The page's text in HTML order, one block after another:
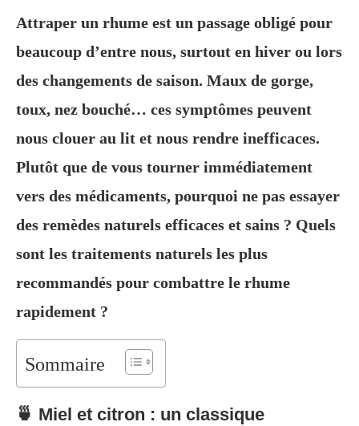
Attraper un rhume est un passage obligé pour
beaucoup d’entre nous, surtout en hiver ou lors
des changements de saison. Maux de gorge,
toux, nez bouché… ces symptômes peuvent
nous clouer au lit et nous rendre inefficaces.
Plutôt que de vous tourner immédiatement
vers des médicaments, pourquoi ne pas essayer
des remèdes naturels efficaces et sains ? Quels
sont les traitements naturels les plus
recommandés pour combattre le rhume
rapidement ?
Sommaire
🍵 Miel et citron : un classique